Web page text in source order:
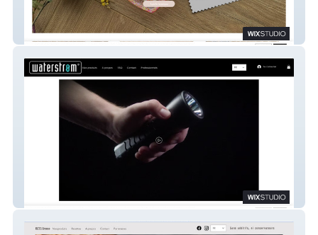
Atelier 26
Waterstrøm